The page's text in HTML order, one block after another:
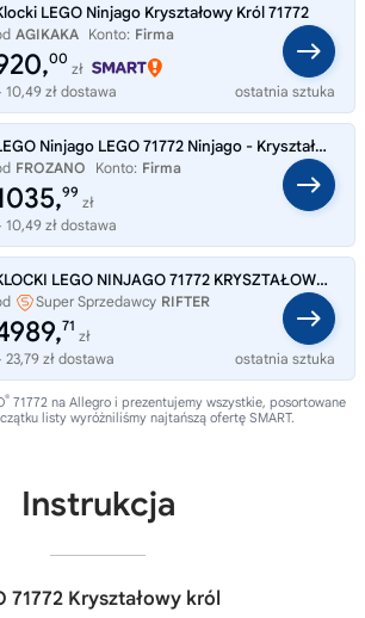
LEGO Ninjago Kryształowy Król 71772
AGIKAKA Konto: Firma
00
zł
10,49 zł dostawa
ostatnia sztuka
LEGO Ninjago LEGO 71772 Ninjago - Kryształowy król 71772
FROZANO Konto: Firma
99
zł
10,49 zł dostawa
KLOCKI LEGO NINJAGO 71772 KRYSZTAŁOWY KRÓL PREZENT NA ŚWIĘTA
Super Sprzedawcy RIFTER
71
zł
23,79 zł dostawa
ostatnia sztuka
® 71772 na Allegro i prezentujemy wszystkie, posortowane
listy wyróżniliśmy najtańszą ofertę SMART.
Instrukcja
71772 Kryształowy król